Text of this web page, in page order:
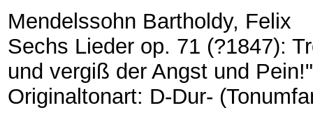
Mendelssohn Bartholdy, Felix
Sechs Lieder op. 71 (?1847):
und vergiß der Angst und
Originaltonart: D-Dur-